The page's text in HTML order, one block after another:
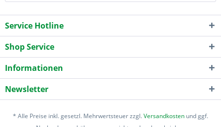
Service Hotline
Shop Service
Informationen
Newsletter
* Alle Preise inkl. gesetzl. Mehrwertsteuer zzgl.Versandkosten und ggf.